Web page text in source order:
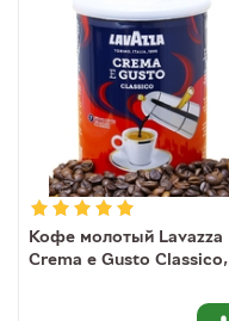
Кофе молотый Lavazza
Crema e Gusto Classico,